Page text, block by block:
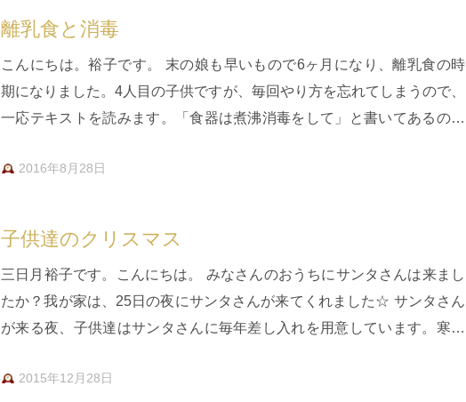
離乳食と消毒
こんにちは。裕子です。 末の娘も早いもので6ヶ月になり、離乳食の時
期になりました。4人目の子供ですが、毎回やり方を忘れてしまうので、
一応テキストを読みます。「食器は煮沸消毒をして」と書いてあるので
2016年8月28日
子供達のクリスマス
三日月裕子です。こんにちは。 みなさんのおうちにサンタさんは来まし
たか？我が家は、25日の夜にサンタさんが来てくれました☆ サンタさん
が来る夜、子供達はサンタさんに毎年差し入れを用意しています。寒い
2015年12月28日